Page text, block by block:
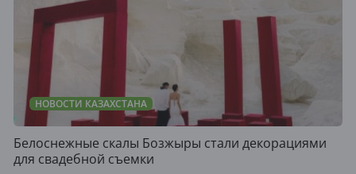
НОВОСТИ КАЗАХСТАНА
Белоснежные скалы Бозжыры стали декорациями
для свадебной съемки